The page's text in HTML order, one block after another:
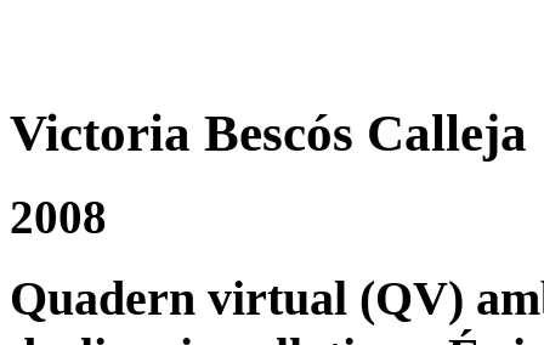
Victoria Bescós Calleja
2008
Quadern virtual (QV)